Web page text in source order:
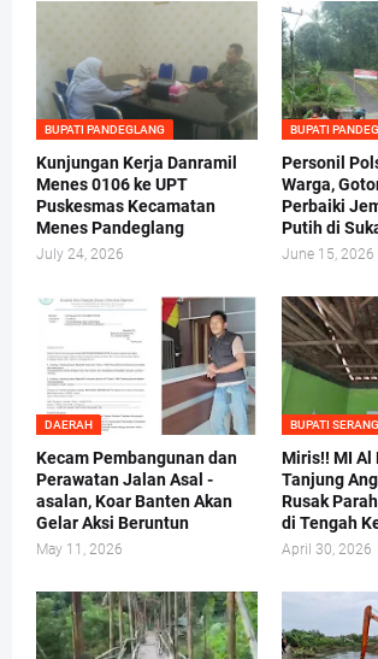
BUPATI PANDEGLANG
Kunjungan Kerja Danramil
Menes 0106 ke UPT
Puskesmas Kecamatan
Menes Pandeglang
July 24, 2026
BUPATI
Personil
Warga,
Perbaiki
Putih di
June 15, 2026
DAERAH
Kecam Pembangunan dan
Perawatan Jalan Asal -
asalan, Koar Banten Akan
Gelar Aksi Beruntun
May 11, 2026
BUPATI SERANG
Miris!! MI Al
Tanjung
Rusak
di Tengah
April 30, 2026